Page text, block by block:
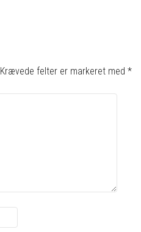
Krævede felter er markeret med *